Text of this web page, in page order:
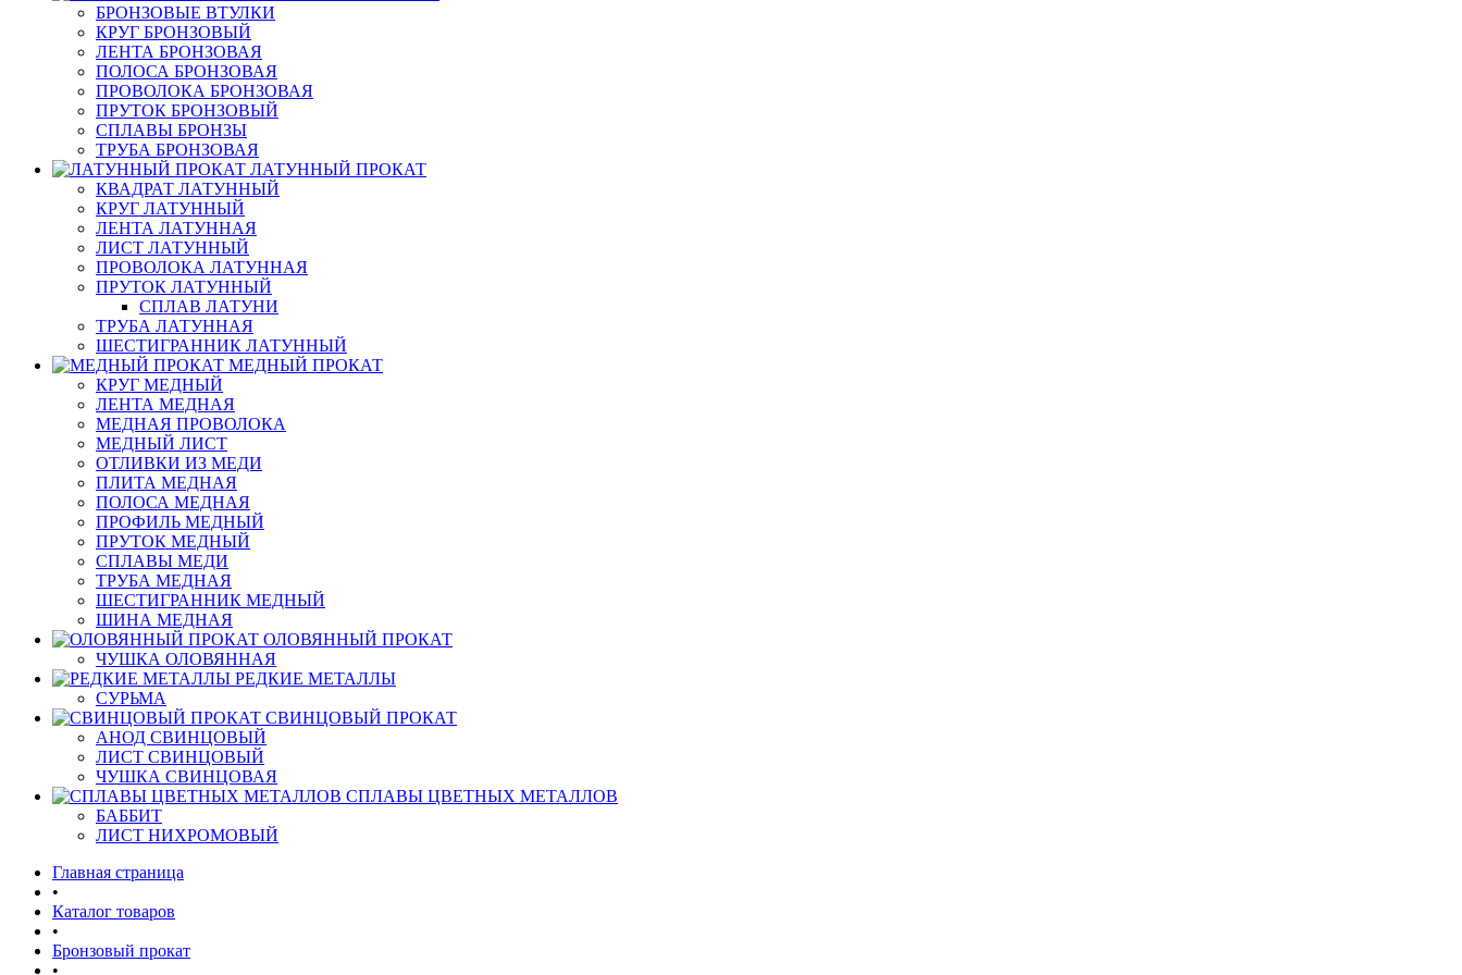
БРОНЗОВЫЕ ВТУЛКИ
КРУГ БРОНЗОВЫЙ
ЛЕНТА БРОНЗОВАЯ
ПОЛОСА БРОНЗОВАЯ
ПРОВОЛОКА БРОНЗОВАЯ
ПРУТОК БРОНЗОВЫЙ
СПЛАВЫ БРОНЗЫ
ТРУБА БРОНЗОВАЯ
ЛАТУННЫЙ ПРОКАТ
КВАДРАТ ЛАТУННЫЙ
КРУГ ЛАТУННЫЙ
ЛЕНТА ЛАТУННАЯ
ЛИСТ ЛАТУННЫЙ
ПРОВОЛОКА ЛАТУННАЯ
ПРУТОК ЛАТУННЫЙ
СПЛАВ ЛАТУНИ
ТРУБА ЛАТУННАЯ
ШЕСТИГРАННИК ЛАТУННЫЙ
МЕДНЫЙ ПРОКАТ
КРУГ МЕДНЫЙ
ЛЕНТА МЕДНАЯ
МЕДНАЯ ПРОВОЛОКА
МЕДНЫЙ ЛИСТ
ОТЛИВКИ ИЗ МЕДИ
ПЛИТА МЕДНАЯ
ПОЛОСА МЕДНАЯ
ПРОФИЛЬ МЕДНЫЙ
ПРУТОК МЕДНЫЙ
СПЛАВЫ МЕДИ
ТРУБА МЕДНАЯ
ШЕСТИГРАННИК МЕДНЫЙ
ШИНА МЕДНАЯ
ОЛОВЯННЫЙ ПРОКАТ
ЧУШКА ОЛОВЯННАЯ
РЕДКИЕ МЕТАЛЛЫ
СУРЬМА
СВИНЦОВЫЙ ПРОКАТ
АНОД СВИНЦОВЫЙ
ЛИСТ СВИНЦОВЫЙ
ЧУШКА СВИНЦОВАЯ
СПЛАВЫ ЦВЕТНЫХ МЕТАЛЛОВ
БАББИТ
ЛИСТ НИХРОМОВЫЙ
Главная страница
•
Каталог товаров
•
Бронзовый прокат
•